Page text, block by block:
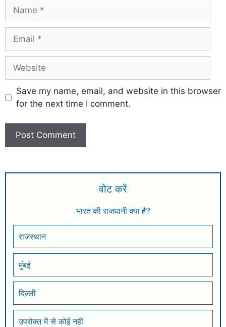
Save my name, email, and website in this browser
for the next time I comment.
वोट करें
भारत की राजधानी क्या है?
राजस्थान
मुंबई
दिल्ली
उपरोक्त में से कोई नहीं